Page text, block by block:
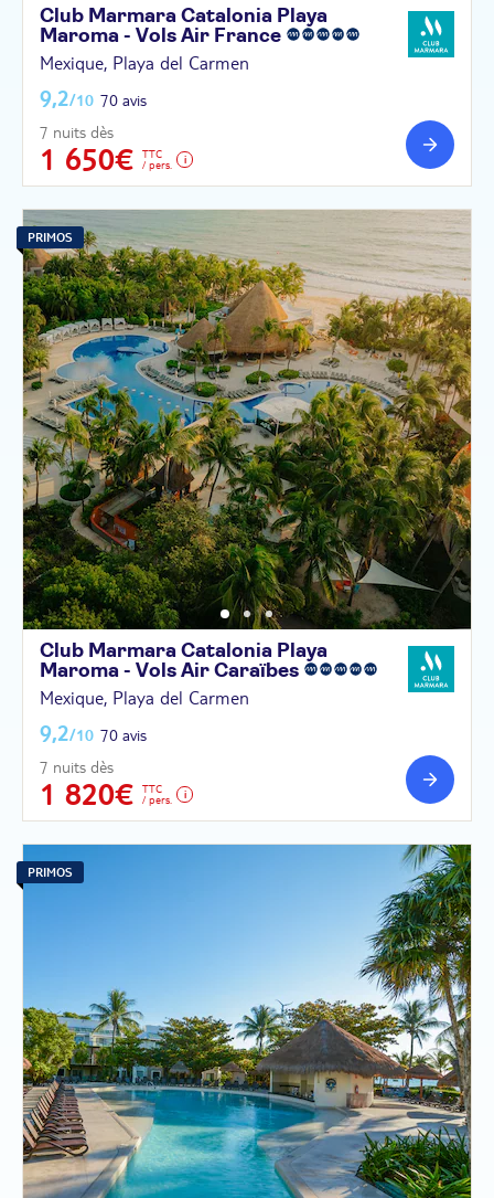
Club Marmara Catalonia Playa
Maroma - Vols Air France
Mexique, Playa del Carmen
9,2/10 70 avis
7 nuits dès
1 650€
TTC
/ pers.
PRIMOS
Club Marmara Catalonia Playa
Maroma - Vols Air Caraïbes
Mexique, Playa del Carmen
9,2/10 70 avis
7 nuits dès
1 820€
TTC
/ pers.
PRIMOS